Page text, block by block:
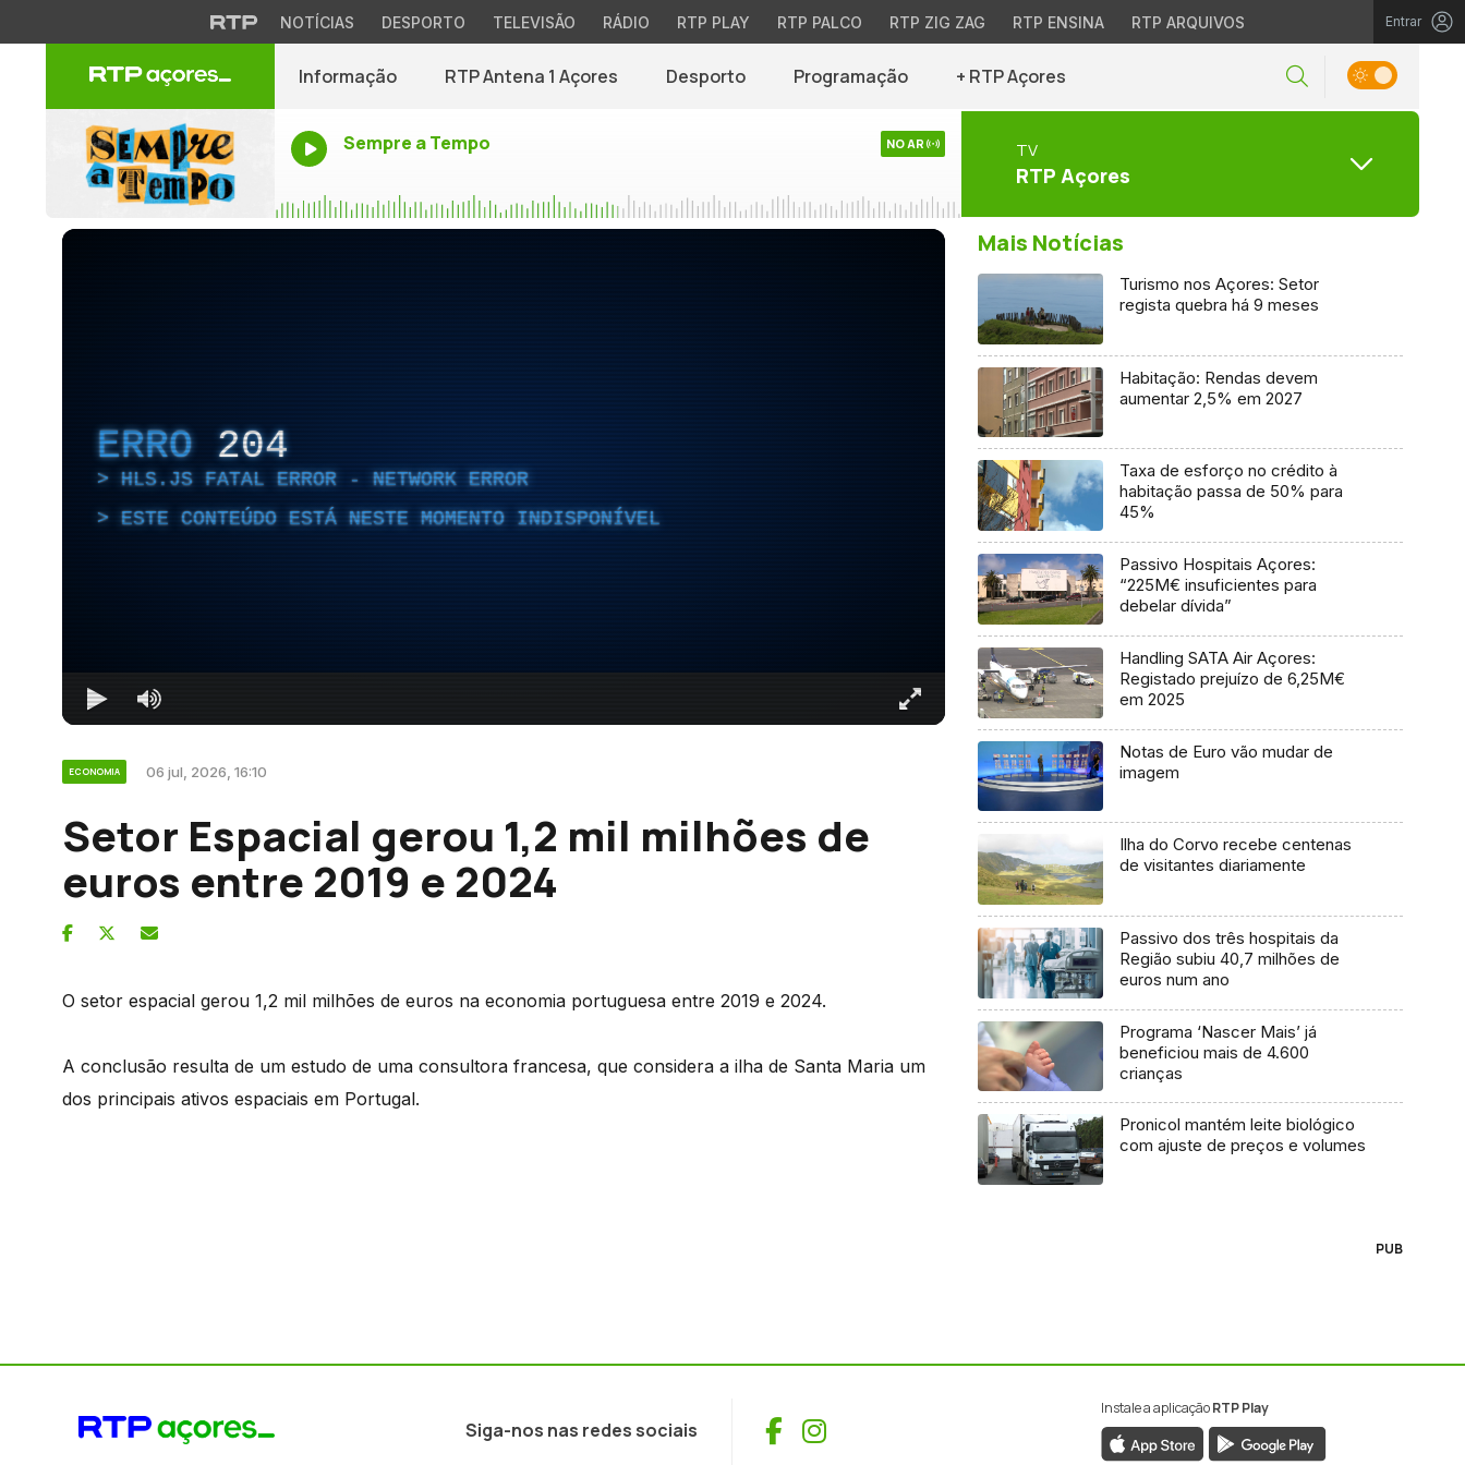
NOTÍCIAS DESPORTO TELEVISÃO RÁDIO RTP PLAY RTP PALCO RTP ZIG ZAG RTP ENSINA RTP ARQUIVOS Entrar
Informação RTP Antena 1 Açores Desporto Programação + RTP Açores
Sempre a Tempo NO AR TV
RTP Açores
ERRO 204
HLS.JS FATAL ERROR - NETWORK ERROR
ESTE CONTEÚDO ESTÁ NESTE MOMENTO INDISPONÍVEL
ECONOMIA 06 jul, 2026, 16:10
Setor Espacial gerou 1,2 mil milhões de
euros entre 2019 e 2024
O setor espacial gerou 1,2 mil milhões de euros na economia portuguesa entre 2019 e 2024.
A conclusão resulta de um estudo de uma consultora francesa, que considera a ilha de Santa Maria um
dos principais ativos espaciais em Portugal.
Mais Notícias
Turismo nos Açores: Setor
regista quebra há 9 meses
Habitação: Rendas devem
aumentar 2,5% em 2027
Taxa de esforço no crédito à
habitação passa de 50% para
45%
Passivo Hospitais Açores:
“225M€ insuficientes para
debelar dívida”
Handling SATA Air Açores:
Registado prejuízo de 6,25M€
em 2025
Notas de Euro vão mudar de
imagem
Ilha do Corvo recebe centenas
de visitantes diariamente
Passivo dos três hospitais da
Região subiu 40,7 milhões de
euros num ano
Programa ‘Nascer Mais’ já
beneficiou mais de 4.600
crianças
Pronicol mantém leite biológico
com ajuste de preços e volumes
PUB
Siga-nos nas redes sociais Facebook
Instagram
Instale a aplicaçãoRTP Play